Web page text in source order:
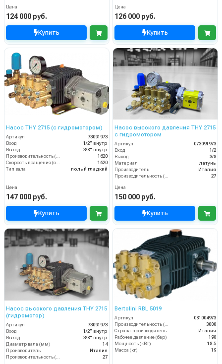
Цена
124 000 руб.
Купить
Цена
126 000 руб.
Купить
Насос THY 2715 (с гидромотором)
Артикул
73091973
Вход
1/2" внутр
Выход
3/8" внутр
Производительность (л/ч)
1620
Скорость вращения (об/мин)
1620
Тип вала
полый гладкий
Цена
147 000 руб.
Купить
Насос высокого давления THY 2715
с гидромотором
Артикул
073091973
Вход
1/2
Выход
3/8
Материал
латунь
Производитель
Италия
Производительность (л/мин)
27
Цена
150 000 руб.
Купить
Насос высокого давления THY 2715
(гидромотор)
Артикул
73091973
Вход
1/2" внутр
Выход
3/8" внутр
Диаметр вала (мм)
14
Производитель
Италия
27
Bertolini RBL 5019
Артикул
081004973
3000
Страна-производитель
Италия
Рабочее давление (бар)
190
Мощность (кВт)
18.5
Масса (кг)
19